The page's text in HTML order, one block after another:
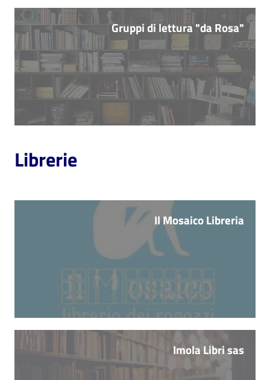
Gruppi di lettura "da Rosa"
Librerie
Il Mosaico Libreria
Imola Libri sas